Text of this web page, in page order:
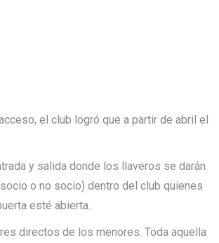
el club logró que a partir de abril el
y salida donde los llaveros se darán
o no socio) dentro del club quienes
esté abierta.
directos de los menores. Toda aquella